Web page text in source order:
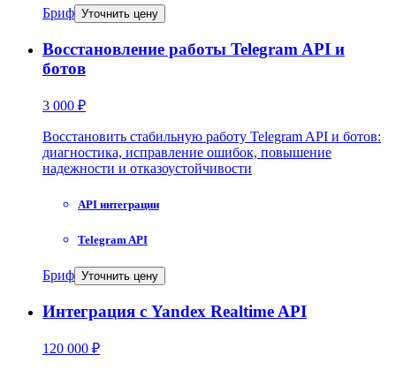
Бриф Уточнить цену
Восстановление работы Telegram API и
ботов
3 000 ₽
Восстановить стабильную работу Telegram API и ботов:
диагностика, исправление ошибок, повышение
надежности и отказоустойчивости
API интеграции
Telegram API
Бриф Уточнить цену
Интеграция с Yandex Realtime API
120 000 ₽